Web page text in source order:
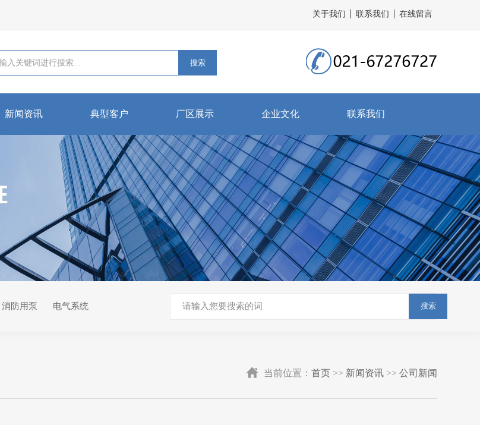
关于我们 联系我们 在线留言
搜索
新闻资讯 典型客户 厂区展示 企业文化 联系我们
消防用泵 电气系统 搜索
当前位置： 首页 >> 新闻资讯 >> 公司新闻